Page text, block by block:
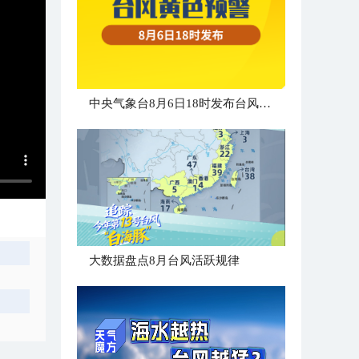
中央气象台8月6日18时发布台风黄色预警
大数据盘点8月台风活跃规律